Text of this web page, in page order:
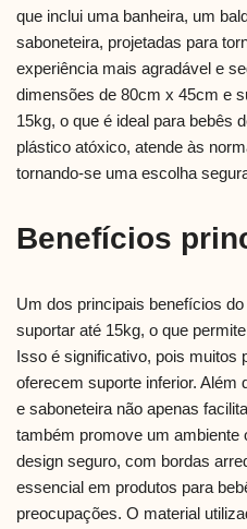
que inclui uma banheira, um
saboneteira, projetadas para
experiência mais agradável e
dimensões de 80cm x 45cm e
15kg, o que é ideal para bebês
plástico atóxico, atende às
tornando-se uma escolha
Benefícios
Um dos principais benefícios
suportar até 15kg, o que
Isso é significativo, pois muitos
oferecem suporte inferior. Além
e saboneteira não apenas
também promove um ambiente
design seguro, com bordas
essencial em produtos para
preocupações. O material